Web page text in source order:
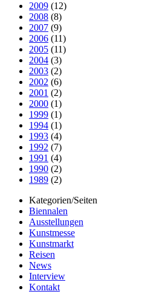
2009 (12)
2008 (8)
2007 (9)
2006 (11)
2005 (11)
2004 (3)
2003 (2)
2002 (6)
2001 (2)
2000 (1)
1999 (1)
1994 (1)
1993 (4)
1992 (7)
1991 (4)
1990 (2)
1989 (2)
Kategorien/Seiten
Biennalen
Ausstellungen
Kunstmesse
Kunstmarkt
Reisen
News
Interview
Kontakt